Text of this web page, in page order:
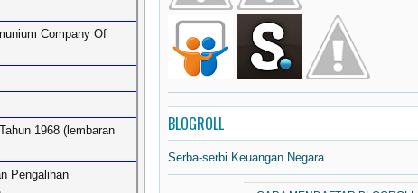
Company Of
1968 (lembaran
Pengalihan
BLOGROLL
Serba-serbi Keuangan Negara